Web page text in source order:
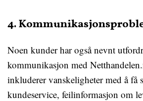
4.
Noen kunder har også nevnt
kommunikasjon med
inkluderer vanskeligheter med å få
kundeservice, feilinformasjon om